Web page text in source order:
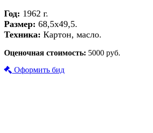
Год: 1962 г.
Размер: 68,5х49,5.
Техника: Картон, масло.
Оценочная стоимость: 5000 руб.
Оформить бид